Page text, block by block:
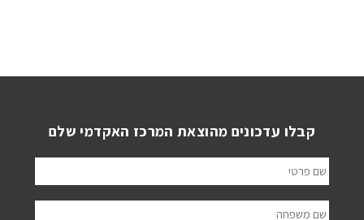
קבלו עדכונים מהוצאת המרכז האקדמי שלם
שם פרטי
שם משפחה